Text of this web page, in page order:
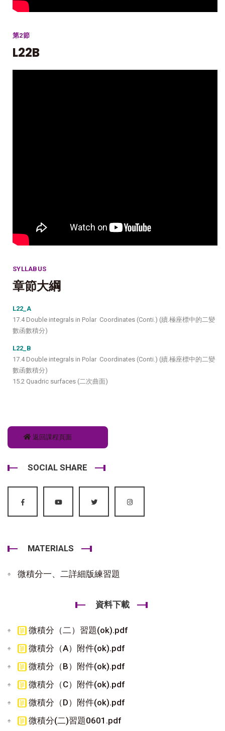
第2節
L22B
SYLLABUS
章節大綱
L22_A
17.4 Double integrals in Polar Coordinates (Conti.) (續.極座標中的二變
數函數積分)
L22_B
17.4 Double integrals in Polar Coordinates (Conti.) (續.極座標中的二變
數函數積分)
15.2 Quadric surfaces (二次曲面)
返回課程頁面
SOCIAL SHARE
MATERIALS
微積分一、二詳細版練習題
資料下載
微積分（二）習題(ok).pdf
微積分（A）附件(ok).pdf
微積分（B）附件(ok).pdf
微積分（C）附件(ok).pdf
微積分（D）附件(ok).pdf
微積分(二)習題0601.pdf